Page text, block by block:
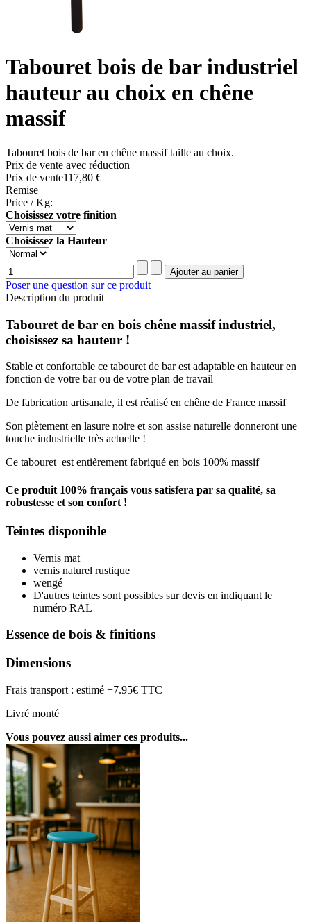
Tabouret bois de bar industriel
hauteur au choix en chêne
massif
Tabouret bois de bar en chêne massif taille au choix.
Prix de vente avec réduction
Prix ​​de vente117,80 €
Remise
Price / Kg:
Choisissez votre finition
Choisissez la Hauteur
Poser une question sur ce produit
Description du produit
Tabouret de bar en bois chêne massif industriel,
choisissez sa hauteur !
Stable et confortable ce tabouret de bar est adaptable en hauteur en
fonction de votre bar ou de votre plan de travail
De fabrication artisanale, il est réalisé en chêne de France massif
Son piètement en lasure noire et son assise naturelle donneront une
touche industrielle très actuelle !
Ce tabouret est entièrement fabriqué en bois 100% massif
Ce produit 100% français vous satisfera par sa qualité, sa
robustesse et son confort !
Teintes disponible
Vernis mat
vernis naturel rustique
wengé
D'autres teintes sont possibles sur devis en indiquant le
numéro RAL
Essence de bois & finitions
Dimensions
Frais transport : estimé +7.95€ TTC
Livré monté
Vous pouvez aussi aimer ces produits...